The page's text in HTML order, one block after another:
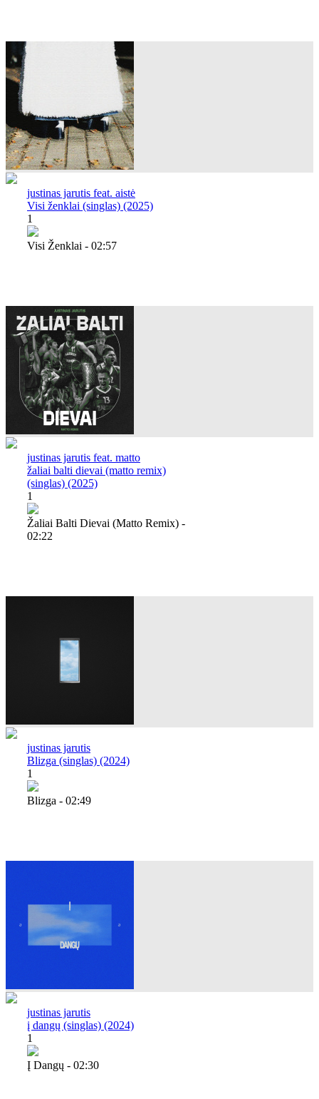
justinas jarutis feat. aistė
Visi ženklai (singlas) (2025)
1
Visi Ženklai - 02:57
justinas jarutis feat. matto
žaliai balti dievai (matto remix)
(singlas) (2025)
1
Žaliai Balti Dievai (matto Remix) -
02:22
justinas jarutis
Blizga (singlas) (2024)
1
Blizga - 02:49
justinas jarutis
į dangų (singlas) (2024)
1
Į Dangų - 02:30